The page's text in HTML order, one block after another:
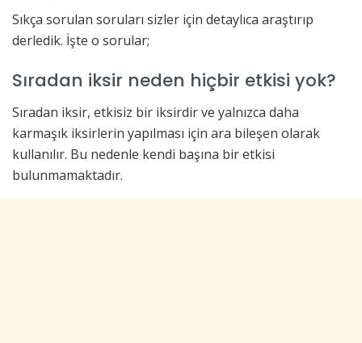
Sıkça sorulan soruları sizler için detaylıca araştırıp
derledik. İşte o sorular;
Sıradan iksir neden hiçbir etkisi yok?
Sıradan iksir, etkisiz bir iksirdir ve yalnızca daha
karmaşık iksirlerin yapılması için ara bileşen olarak
kullanılır. Bu nedenle kendi başına bir etkisi
bulunmamaktadır.